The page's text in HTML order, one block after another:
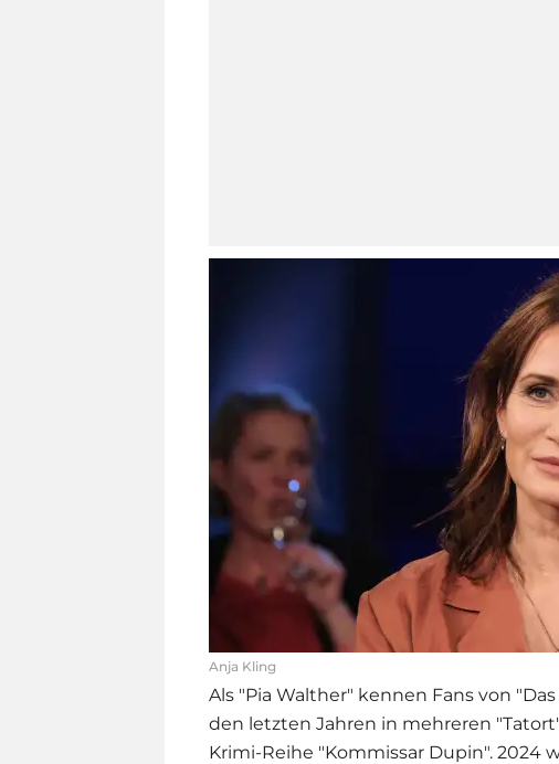
Anja Kling
Als "Pia Walther" kennen Fans von
den letzten Jahren in mehreren
Krimi-Reihe "Kommissar Dupin". 2024